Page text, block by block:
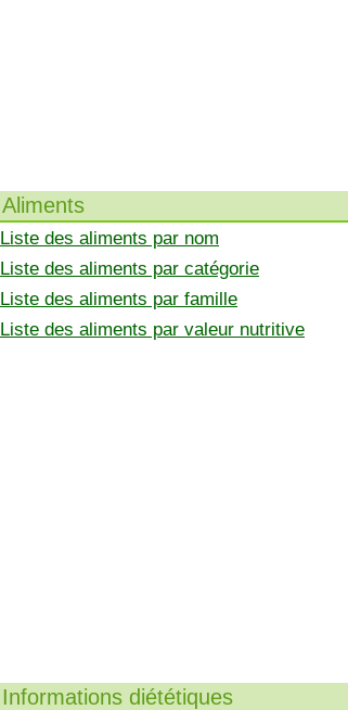
Aliments
Liste des aliments par nom
Liste des aliments par catégorie
Liste des aliments par famille
Liste des aliments par valeur nutritive
Informations diététiques